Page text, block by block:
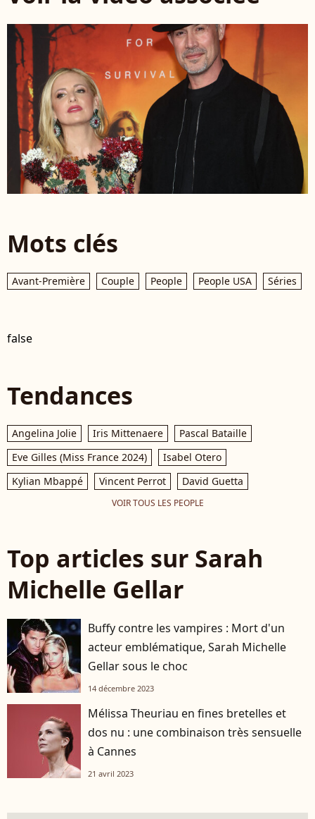
Mots clés
Avant-Première Couple People People USA Séries
false
Tendances
Angelina Jolie Iris Mittenaere
Pascal Bataille
Eve Gilles (Miss France 2024)
Isabel Otero
Kylian Mbappé
Vincent Perrot David Guetta
VOIR TOUS LES PEOPLE
Top articles sur Sarah
Michelle Gellar
Buffy contre les vampires : Mort d'un
acteur emblématique, Sarah Michelle
Gellar sous le choc
14 décembre 2023
Mélissa Theuriau en fines bretelles et
dos nu : une combinaison très sensuelle
à Cannes
21 avril 2023